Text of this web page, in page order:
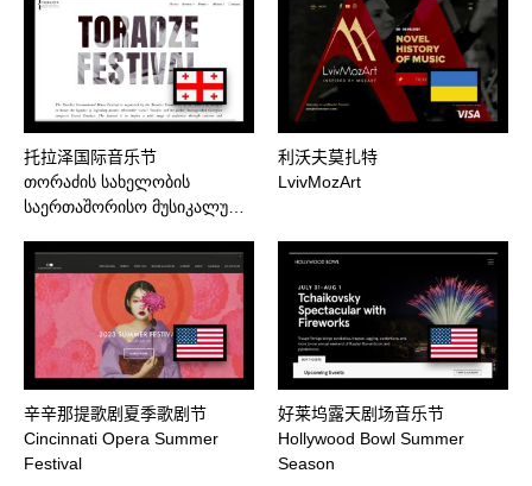
托拉泽国际音乐节
თორაძის სახელობის
საერთაშორისო მუსიკალუ…
利沃夫莫扎特
LvivMozArt
辛辛那提歌剧夏季歌剧节
Cincinnati Opera Summer
Festival
好莱坞露天剧场音乐节
Hollywood Bowl Summer
Season